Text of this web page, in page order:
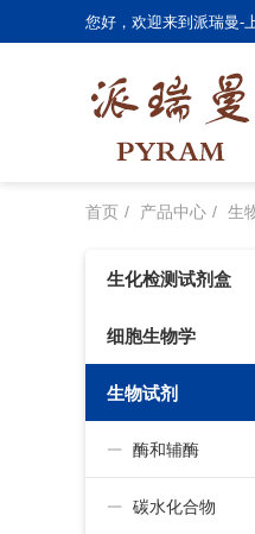
您好，欢迎来到派瑞曼-
首页 产品中心 生
生化检测试剂盒
细胞生物学
生物试剂
酶和辅酶
碳水化合物